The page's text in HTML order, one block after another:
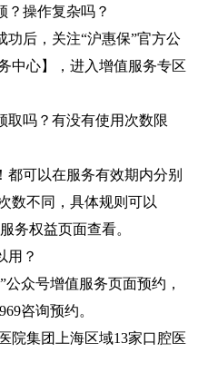
？操作复杂吗？
功后，关注“沪惠保”官方公
中心】，进入增值服务专区
取吗？有没有使用次数限
都可以在服务有效期内分别
数不同，具体规则可以
务权益页面查看。
用？
众号增值服务页面预约，
咨询预约。
院集团上海区域13家口腔医